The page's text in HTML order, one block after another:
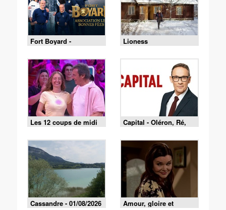
Fort Boyard -
01/08/2026
Lioness
Les 12 coups de midi
du 1 août 2026
Capital - Oléron, Ré,
Belle-Île : le match des
îles est lancé !
Cassandre - 01/08/2026 Amour, gloire et